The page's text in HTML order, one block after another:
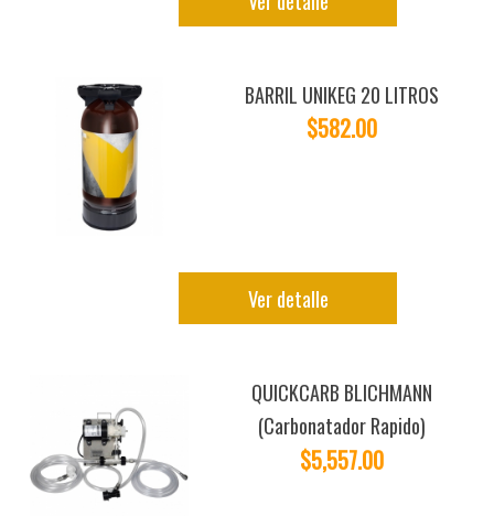
BARRIL UNIKEG 20 LITROS
$582.00
Ver detalle
QUICKCARB BLICHMANN
(Carbonatador Rapido)
$5,557.00